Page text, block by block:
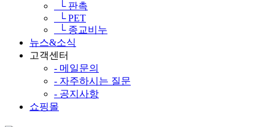
└ 판촉
└ PET
└ 종교비누
뉴스&소식
고객센터
- 메일문의
- 자주하시는 질문
- 공지사항
쇼핑몰